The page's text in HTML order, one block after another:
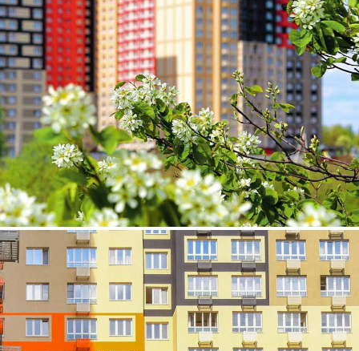
Продажа
Жилой дом
125092 - Г. БАЛАШИХА,
ЯГАНОВА УЛИЦА, Д.1